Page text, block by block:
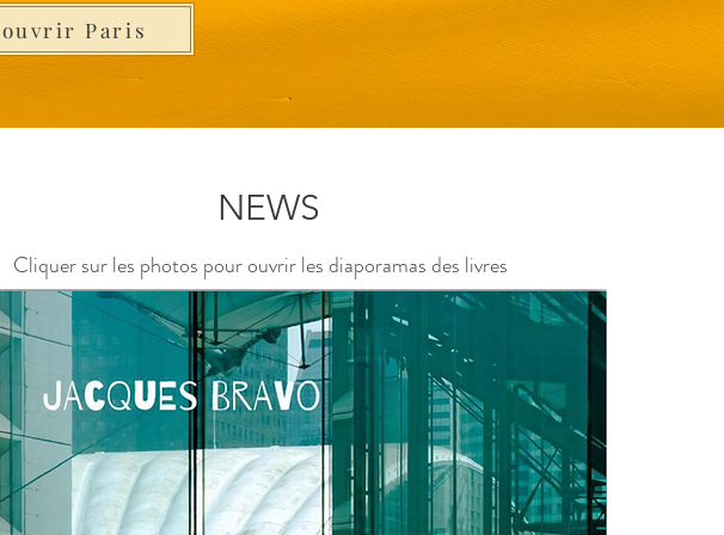
Paris
NEWS
Cliquer sur les photos pour ouvrir les diaporamas des livres